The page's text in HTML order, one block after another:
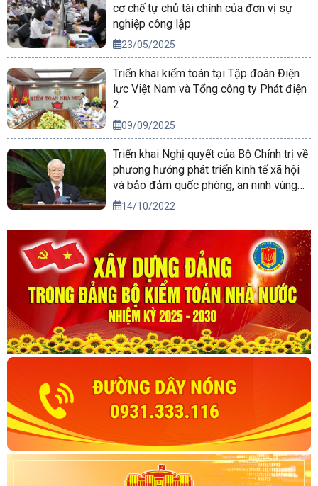
cơ chế tự chủ tài chính của đơn vị sự
nghiệp công lập
23/05/2025
Triển khai kiểm toán tại Tập đoàn Điện
lực Việt Nam và Tổng công ty Phát điện
2
09/09/2025
Triển khai Nghị quyết của Bộ Chính trị về
phương hướng phát triển kinh tế xã hội
và bảo đảm quốc phòng, an ninh vùng
Tây Nguyên đến năm 2030, tầm nhìn
14/10/2022